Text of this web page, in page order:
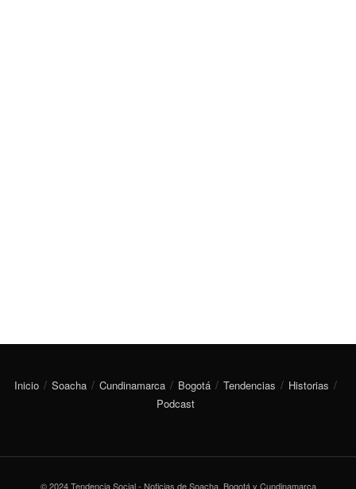
Inicio Soacha Cundinamarca Bogotá Tendencias
Historias
Podcast
© 2024 Tendencia Social - Noticias de Soacha, Bogotá y Cundinamarca